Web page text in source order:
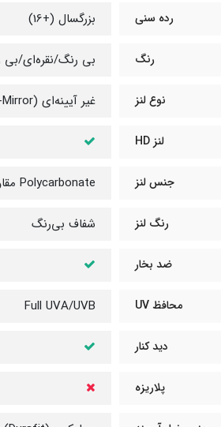
رده سنی بزرگسال (+16)
رنگ بی رنگ/نقره‌ای/
نوع لنز غیر آیینه‌ای (Non-Mirror)
لنز HD
جنس لنز Polycarbonate مقاوم و سبک
رنگ لنز شفاف بی‌رنگ
ضد بخار
محافظ UV Full UVA/UVB
دید کنار
پلاریزه